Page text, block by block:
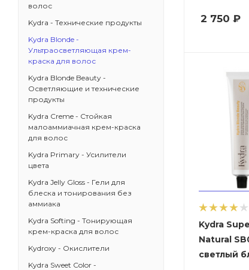
2 750 ₽
Kydra Super
Natural
светлый
волос
Kydra - Технические продукты
Kydra Blonde -
Ультраосветляющая крем-
краска для волос
Kydra Blonde Beauty -
Осветляющие и технические
продукты
Kydra Creme - Стойкая
малоаммиачная крем-краска
для волос
Kydra Primary - Усилители
цвета
Kydra Jelly Gloss - Гели для
блеска и тонирования без
аммиака
Kydra Softing - Тонирующая
крем-краска для волос
Kydroxy - Окислители
Kydra Sweet Color -